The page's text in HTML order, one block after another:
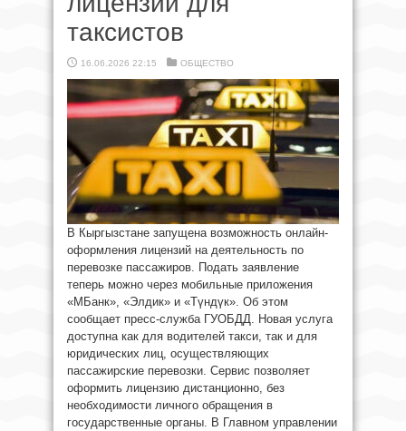
таксистов
16.06.2026 22:15 ОБЩЕСТВО
В Кыргызстане запущена возможность онлайн-
оформления лицензий на деятельность по
перевозке пассажиров. Подать заявление
теперь можно через мобильные приложения
«МБанк», «Элдик» и «Түндүк». Об этом
сообщает пресс-служба ГУОБДД. Новая услуга
доступна как для водителей такси, так и для
юридических лиц, осуществляющих
пассажирские перевозки. Сервис позволяет
оформить лицензию дистанционно, без
необходимости личного обращения в
государственные органы. В Главном управлении